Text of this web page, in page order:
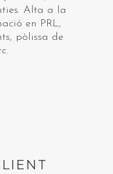
Alta a la
en PRL,
pòlissa de